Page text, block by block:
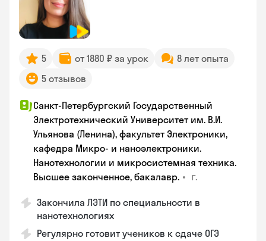
5 от 1880 ₽ за урок
8 лет опыта
5 отзывов
Санкт-Петербургский Государственный
Электротехнический Университет им. В.И.
Ульянова (Ленина), факультет Электроники,
кафедра Микро- и наноэлектроники.
Нанотехнологии и микросистемная техника.
Высшее законченное, бакалавр. • г.
Закончила ЛЭТИ по специальности в
нанотехнологиях
Регулярно готовит учеников к сдаче ОГЭ